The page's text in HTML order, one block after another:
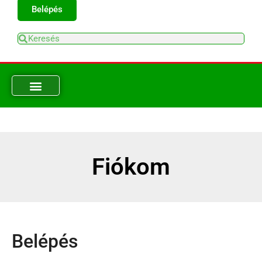
Belépés
Fiókom
Belépés